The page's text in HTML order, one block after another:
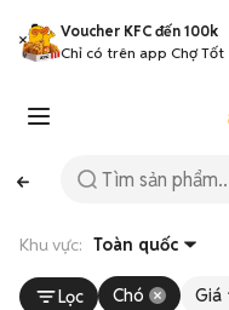
Voucher KFC đến 100k
Chỉ có trên app Chợ Tốt
Khu vực: Toàn quốc
Lọc Chó Giá